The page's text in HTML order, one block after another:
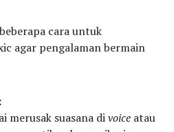
cara untuk
agar pengalaman bermain
merusak suasana divoice atau